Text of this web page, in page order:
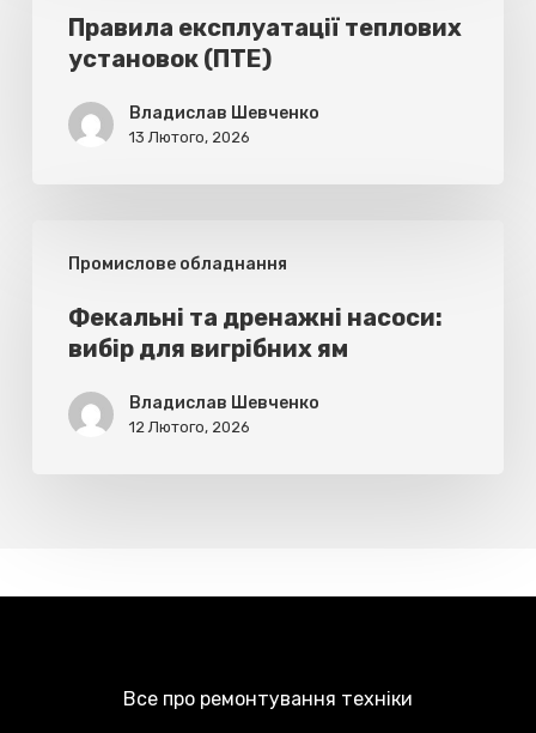
теплових
установок
(ПТЕ)
Правила експлуатації теплових
установок (ПТЕ)
Владислав Шевченко
13 Лютого, 2026
Промислове обладнання
дренажні
насоси:
вибір
Фекальні та дренажні насоси:
вибір для вигрібних ям
Владислав Шевченко
12 Лютого, 2026
Все про ремонтування техніки